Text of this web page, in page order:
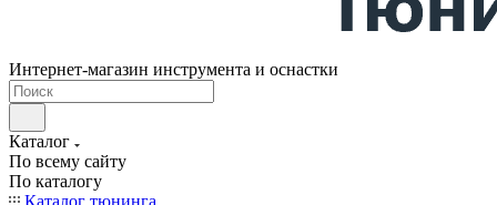
Интернет-магазин инструмента и оснастки
Каталог
По всему сайту
По каталогу
Каталог тюнинга